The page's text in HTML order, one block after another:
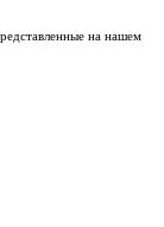
на нашем